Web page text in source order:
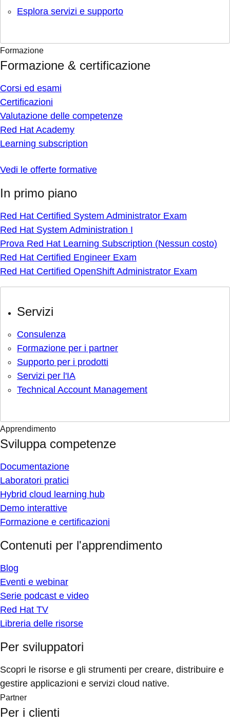
Esplora servizi e supporto
Formazione
Formazione & certificazione
Corsi ed esami
Certificazioni
Valutazione delle competenze
Red Hat Academy
Learning subscription
Vedi le offerte formative
In primo piano
Red Hat Certified System Administrator Exam
Red Hat System Administration I
Prova Red Hat Learning Subscription (Nessun costo)
Red Hat Certified Engineer Exam
Red Hat Certified OpenShift Administrator Exam
Servizi
Consulenza
Formazione per i partner
Supporto per i prodotti
Servizi per l'IA
Technical Account Management
Apprendimento
Sviluppa competenze
Documentazione
Laboratori pratici
Hybrid cloud learning hub
Demo interattive
Formazione e certificazioni
Contenuti per l'apprendimento
Blog
Eventi e webinar
Serie podcast e video
Red Hat TV
Libreria delle risorse
Per sviluppatori
Scopri le risorse e gli strumenti per creare, distribuire e
gestire applicazioni e servizi cloud native.
Partner
Per i clienti